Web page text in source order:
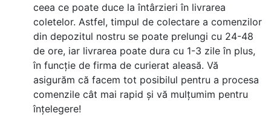
ceea ce poate duce la întârzieri în livrarea
coletelor. Astfel, timpul de colectare a comenzilor
din depozitul nostru se poate prelungi cu 24-48
de ore, iar livrarea poate dura cu 1-3 zile în plus,
în funcție de firma de curierat aleasă. Vă
asigurăm că facem tot posibilul pentru a procesa
comenzile cât mai rapid și vă mulțumim pentru
înțelegere!